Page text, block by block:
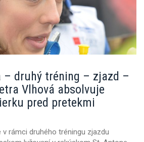
druhý tréning – zjazd –
Vlhová absolvuje
pred pretekmi
v rámci druhého tréningu zjazdu